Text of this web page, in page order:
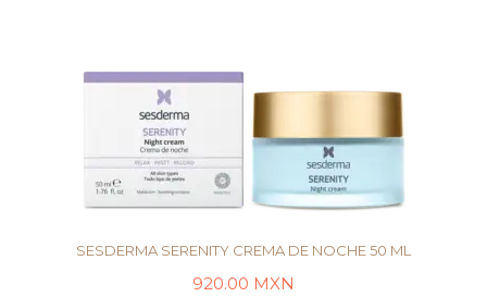
SESDERMA SERENITY CREMA DE NOCHE 50 ML
920.00 MXN